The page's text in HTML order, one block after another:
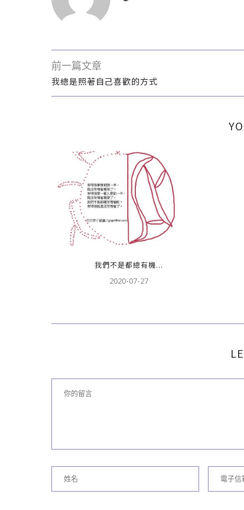
前一篇文章
我總是照著自己喜歡的方式
我們不是都總有機...
2020-07-27